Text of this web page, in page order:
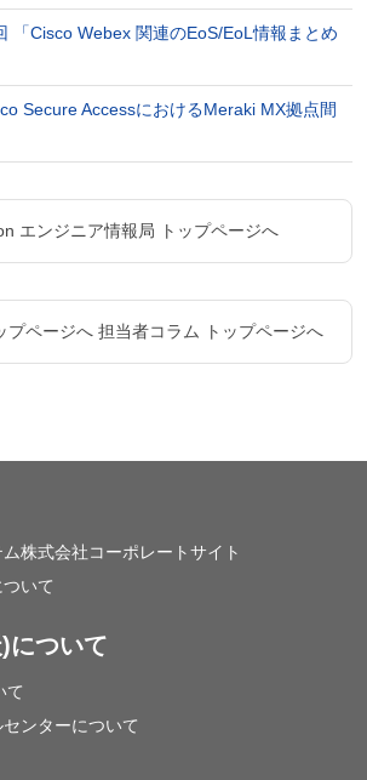
「Cisco Webex 関連のEoS/EoL情報まとめ
Secure AccessにおけるMeraki MX拠点間
エンジニア情報局 トップページへ
プページへ 担当者コラム トップページへ
株式会社コーポレートサイト
いて
について
て
ンターについて